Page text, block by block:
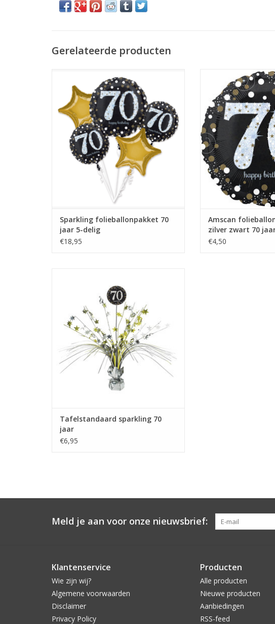
Gerelateerde producten
Sparkling folieballonpakket 70
jaar 5-delig
€18,95
Amscan folieballon
70 jaar
TOEVOEGEN AAN
Amscan
zilver zwart 70
€4,50
TOEVOEGEN AAN WINKELWAGEN
Tafelstandaard sparkling 70
jaar
€6,95
Meld je aan voor onze nieuwsbrief:
Klantenservice
Wie zijn wij?
Algemene voorwaarden
Disclaimer
Privacy Policy
Producten
Alle producten
Nieuwe producten
Aanbiedingen
RSS-feed